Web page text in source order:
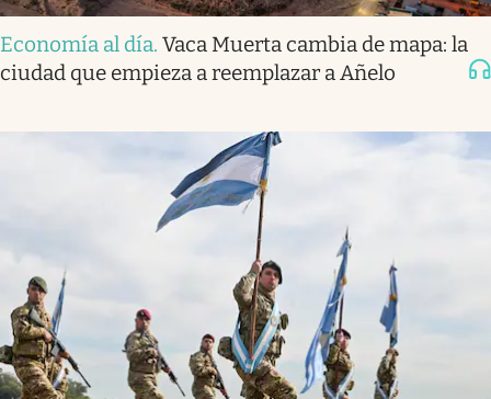
Economía al día. Vaca Muerta cambia de mapa: la
ciudad que empieza a reemplazar a Añelo